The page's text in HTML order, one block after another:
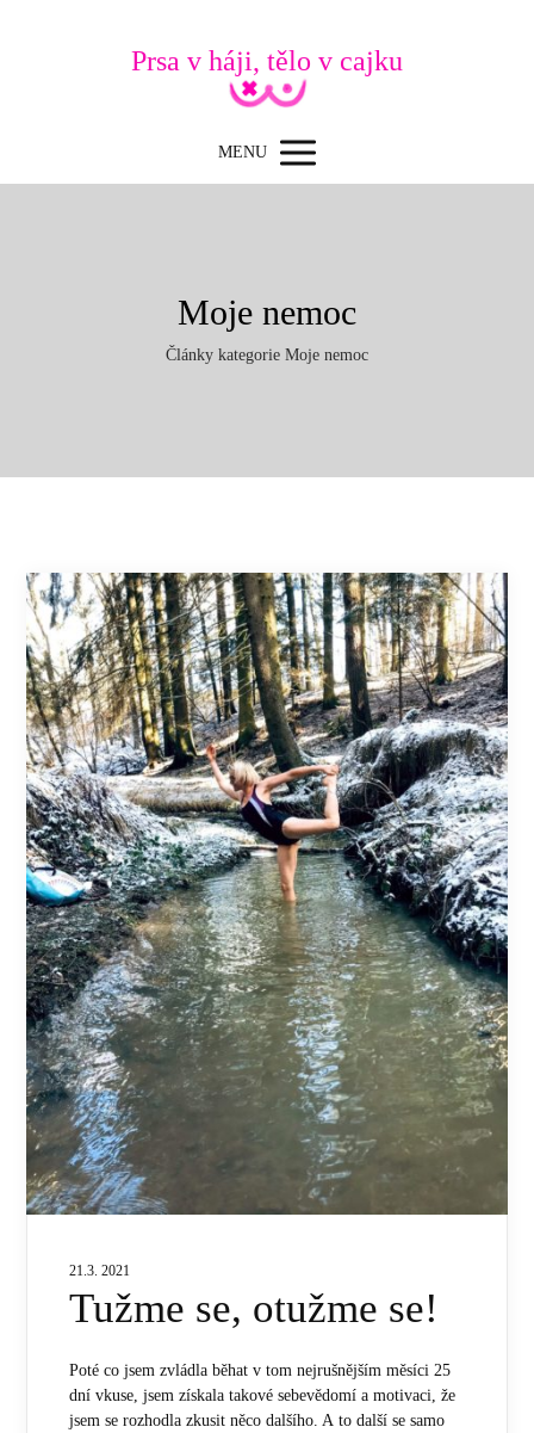
Prsa v háji, tělo v cajku
MENU
Moje nemoc
Články kategorie Moje nemoc
21.3. 2021
Tužme se, otužme se!
Poté co jsem zvládla běhat v tom nejrušnějším měsíci 25
dní vkuse, jsem získala takové sebevědomí a motivaci, že
jsem se rozhodla zkusit něco dalšího. A to další se samo